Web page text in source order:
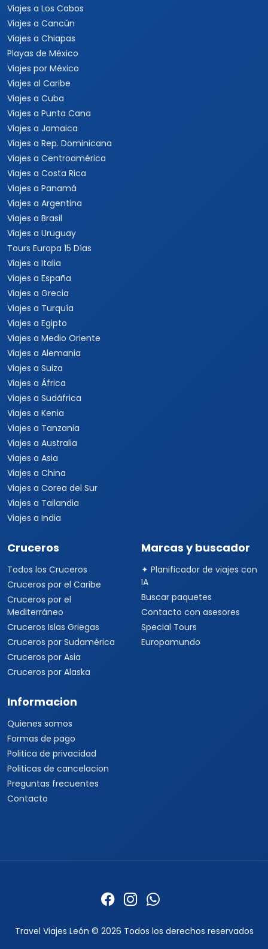
Viajes a Los Cabos
Viajes a Cancún
Viajes a Chiapas
Playas de México
Viajes por México
Viajes al Caribe
Viajes a Cuba
Viajes a Punta Cana
Viajes a Jamaica
Viajes a Rep. Dominicana
Viajes a Centroamérica
Viajes a Costa Rica
Viajes a Panamá
Viajes a Argentina
Viajes a Brasil
Viajes a Uruguay
Tours Europa 15 Días
Viajes a Italia
Viajes a España
Viajes a Grecia
Viajes a Turquía
Viajes a Egipto
Viajes a Medio Oriente
Viajes a Alemania
Viajes a Suiza
Viajes a África
Viajes a Sudáfrica
Viajes a Kenia
Viajes a Tanzania
Viajes a Australia
Viajes a Asia
Viajes a China
Viajes a Corea del Sur
Viajes a Tailandia
Viajes a India
Cruceros
Todos los Cruceros
Cruceros por el Caribe
Cruceros por el
Mediterráneo
Cruceros Islas Griegas
Cruceros por Sudamérica
Cruceros por Asia
Cruceros por Alaska
Marcas y buscador
✦ Planificador de viajes con
IA
Buscar paquetes
Contacto con asesores
Special Tours
Europamundo
Informacion
Quienes somos
Formas de pago
Politica de privacidad
Politicas de cancelacion
Preguntas frecuentes
Contacto
Travel Viajes León © 2026 Todos los derechos reservados